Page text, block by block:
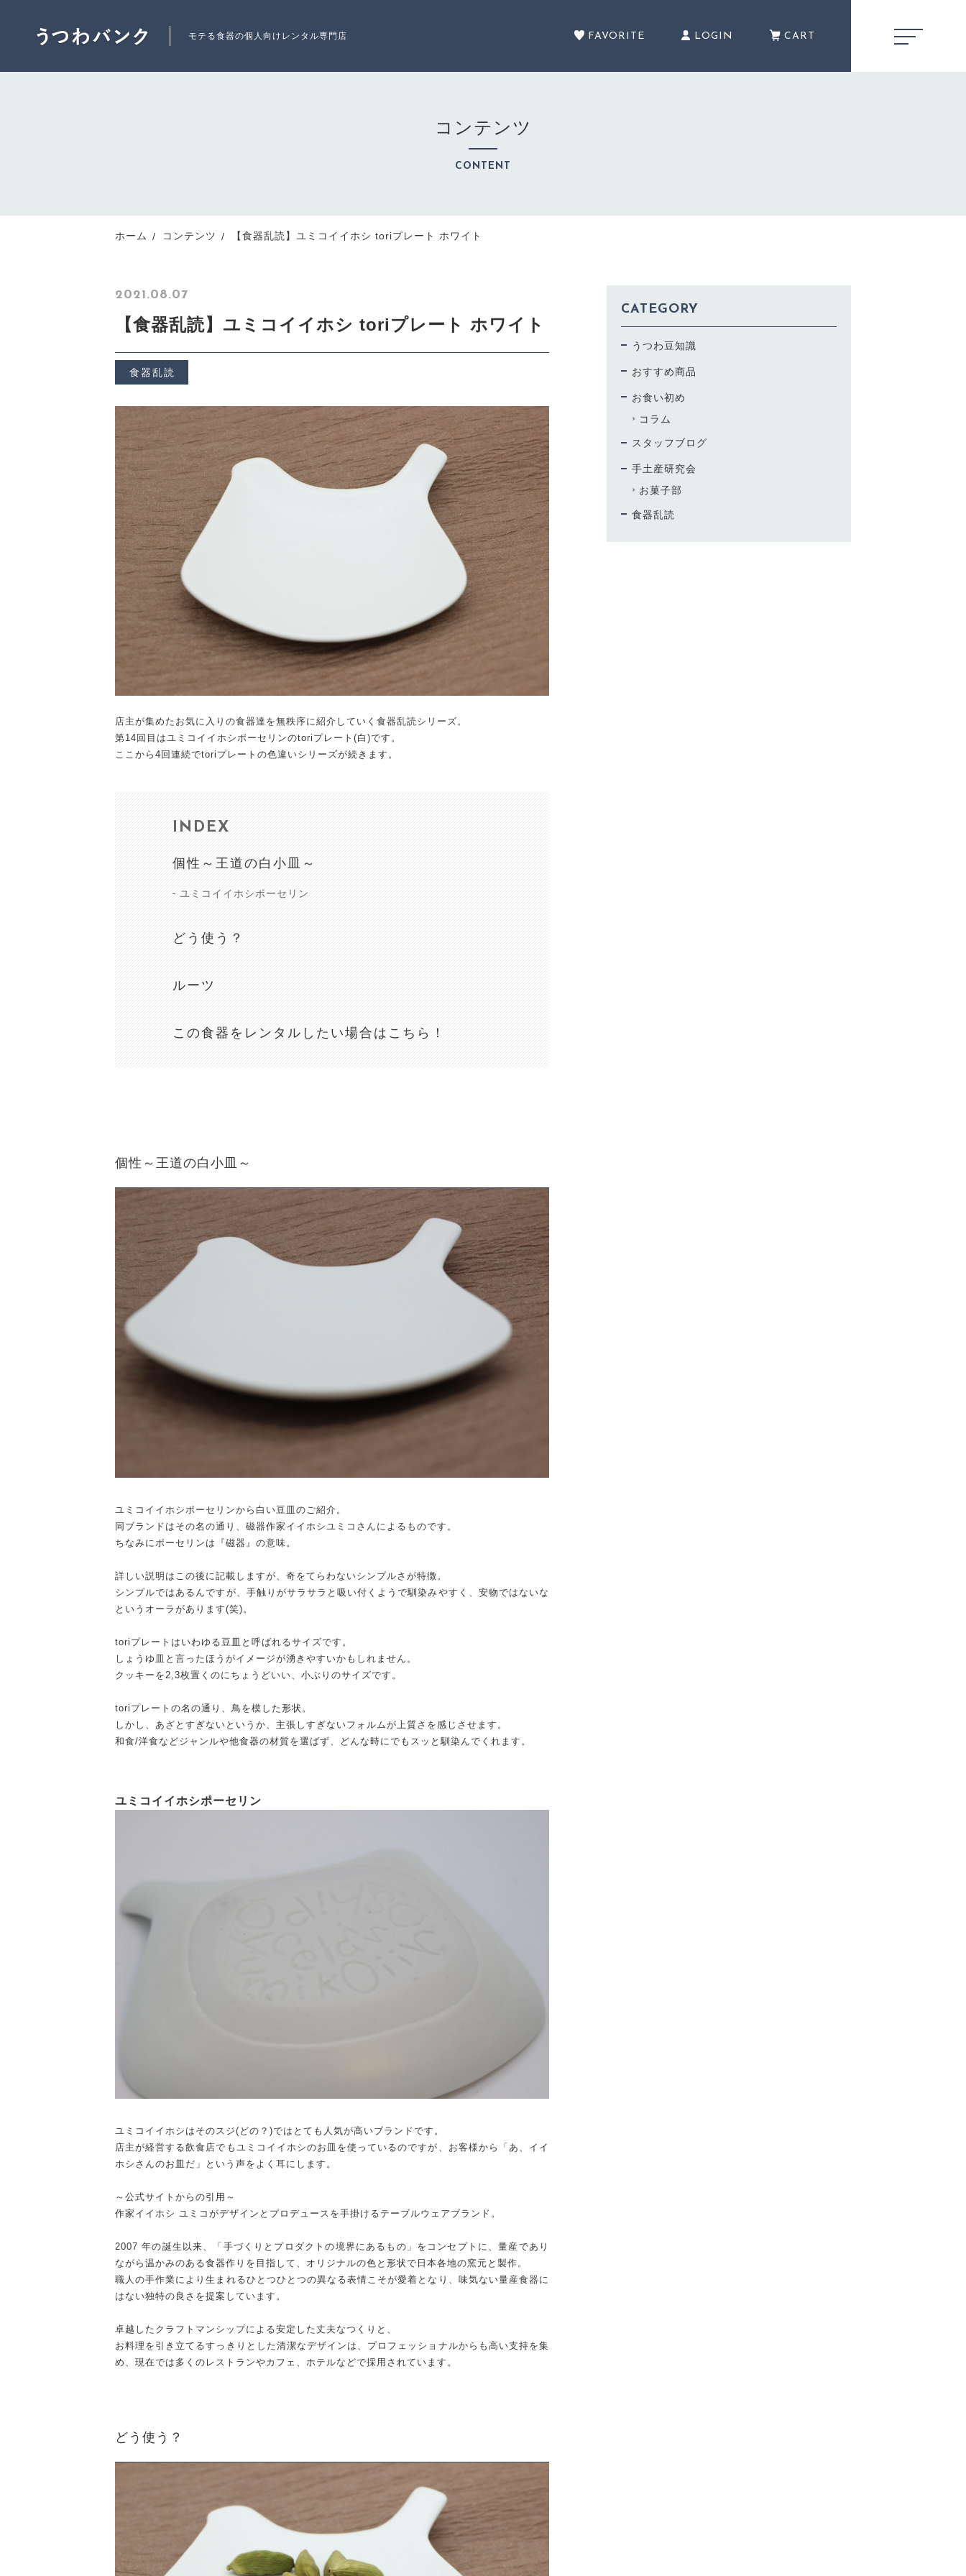
モテる食器の個人向けレンタル専門店 FAVORITE LOGIN CART
セール商品
新着商品 商品一覧
注文履歴 ショッピングガイド 当店について
ABOUT US
CONTENT
よくある質問
FAQ
お問い合わせ
CONTACT
コンテンツ
CONTENT
ホーム コンテンツ 【食器乱読】ユミコイイホシ toriプレート ホワイト
2021.08.07
【食器乱読】ユミコイイホシ toriプレート ホワイト
食器乱読
店主が集めたお気に入りの食器達を無秩序に紹介していく食器乱読シリーズ。
第14回目はユミコイイホシポーセリンのtoriプレート(白)です。
ここから4回連続でtoriプレートの色違いシリーズが続きます。
INDEX
個性～王道の白小皿～
ユミコイイホシポーセリン
どう使う？
ルーツ
この食器をレンタルしたい場合はこちら！
個性～王道の白小皿～
ユミコイイホシポーセリンから白い豆皿のご紹介。
同ブランドはその名の通り、磁器作家イイホシユミコさんによるものです。
ちなみにポーセリンは『磁器』の意味。
詳しい説明はこの後に記載しますが、奇をてらわないシンプルさが特徴。
シンプルではあるんですが、手触りがサラサラと吸い付くようで馴染みやすく、安物ではないな
というオーラがあります(笑)。
toriプレートはいわゆる豆皿と呼ばれるサイズです。
しょうゆ皿と言ったほうがイメージが湧きやすいかもしれません。
クッキーを2,3枚置くのにちょうどいい、小ぶりのサイズです。
toriプレートの名の通り、鳥を模した形状。
しかし、あざとすぎないというか、主張しすぎないフォルムが上質さを感じさせます。
和食/洋食などジャンルや他食器の材質を選ばず、どんな時にでもスッと馴染んでくれます。
ユミコイイホシポーセリン
ユミコイイホシはそのスジ(どの？)ではとても人気が高いブランドです。
店主が経営する飲食店でもユミコイイホシのお皿を使っているのですが、お客様から「あ、イイ
ホシさんのお皿だ」という声をよく耳にします。
～公式サイトからの引用～
作家イイホシ ユミコがデザインとプロデュースを手掛けるテーブルウェアブランド。
2007 年の誕生以来、「手づくりとプロダクトの境界にあるもの」をコンセプトに、量産であり
ながら温かみのある食器作りを目指して、オリジナルの色と形状で日本各地の窯元と製作。
職人の手作業により生まれるひとつひとつの異なる表情こそが愛着となり、味気ない量産食器に
はない独特の良さを提案しています。
卓越したクラフトマンシップによる安定した丈夫なつくりと、
お料理を引き立てるすっきりとした清潔なデザインは、プロフェッショナルからも高い支持を集
め、現在では多くのレストランやカフェ、ホテルなどで採用されています。
どう使う？
CATEGORY
うつわ豆知識
おすすめ商品
お食い初め
コラム
スタッフブログ
手土産研究会
お菓子部
食器乱読